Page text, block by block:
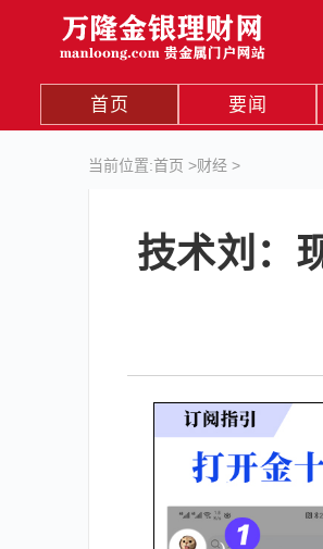
首页 要闻
当前位置:首页 >财经>
技术刘：